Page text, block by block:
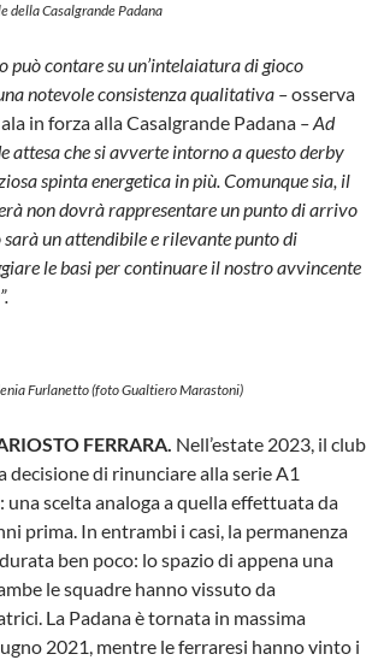
della Casalgrande Padana
può contare su un’intelaiatura di gioco
notevole consistenza qualitativa –osserva
in forza alla Casalgrande Padana – Ad
attesa che si avverte intorno a questo derby
spinta energetica in più. Comunque sia, il
non dovrà rappresentare un punto di arrivo
un attendibile e rilevante punto di
le basi per continuare il nostro avvincente
Furlanetto (foto Gualtiero Marastoni)
FERRARA. Nell’estate 2023, il club
decisione di rinunciare alla serie A1
una scelta analoga a quella effettuata da
prima. In entrambi i casi, la permanenza
ben poco: lo spazio di appena una
le squadre hanno vissuto da
La Padana è tornata in massima
2021, mentre le ferraresi hanno vinto i